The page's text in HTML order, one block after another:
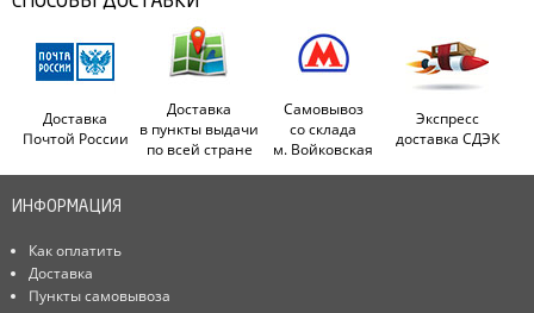
Доставка
Почтой России
Доставка
в пункты выдачи
по всей стране
Самовывоз
со склада
м. Войковская
Экспресс
доставка СДЭК
ИНФОРМАЦИЯ
Как оплатить
Доставка
Пункты самовывоза